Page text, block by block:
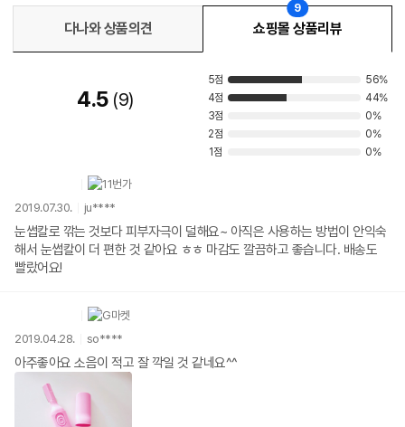
다나와 상품의견 쇼핑몰 상품리뷰
9
4.5 9
5점
56%
4점
44%
3점
0%
2점
0%
1점
0%
2019.07.30. ju****
눈썹칼로 깎는 것보다 피부자극이 덜해요~ 아직은 사용하는 방법이 안익숙
해서 눈썹칼이 더 편한 것 같아요 ㅎㅎ 마감도 깔끔하고 좋습니다. 배송도
빨랐어요!
2019.04.28. so****
아주좋아요 소음이 적고 잘 깍일 것 같네요^^